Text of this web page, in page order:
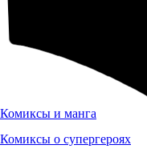
Комиксы и манга
Комиксы о супергероях